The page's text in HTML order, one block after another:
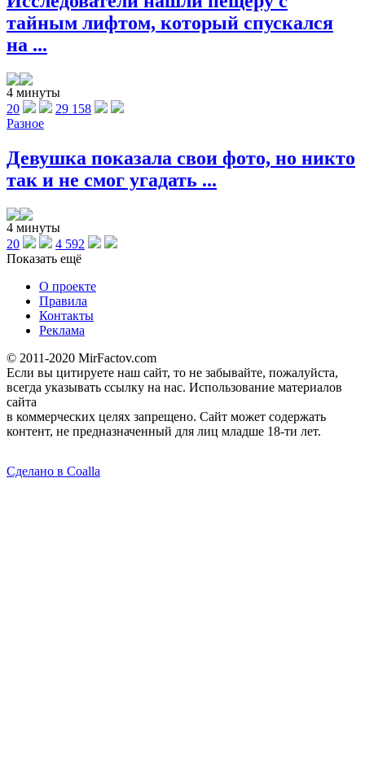
тайным лифтом, который спускался
на ...
4 минуты
20
29 158
Разное
Девушка показала свои фото, но никто
так и не смог угадать ...
4 минуты
20
4 592
Показать ещё
О проекте
Правила
Контакты
Реклама
© 2011-2020 MirFactov.com
Если вы цитируете наш сайт, то не забывайте, пожалуйста,
всегда указывать ссылку на нас. Использование материалов
сайта
в коммерческих целях запрещено. Сайт может содержать
контент, не предназначенный для лиц младше 18-ти лет.
Сделано в Coalla